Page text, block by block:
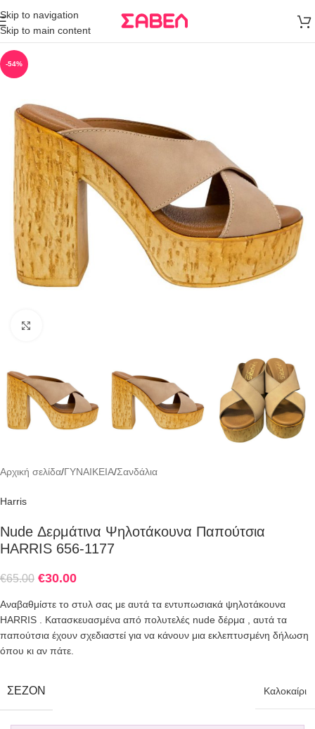
Skip to navigation
Skip to main content
άνω των 80€
Παραγγελία
-54%
Αρχική σελίδα/ΓΥΝΑΙΚΕΙΑ/Σανδάλια
Harris
Nude Δερμάτινα Ψηλοτάκουνα Παπούτσια
HARRIS 656-1177
€65.00 €30.00
Αναβαθμίστε το στυλ σας με αυτά τα εντυπωσιακά ψηλοτάκουνα
HARRIS . Κατασκευασμένα από πολυτελές nude δέρμα , αυτά τα
παπούτσια έχουν σχεδιαστεί για να κάνουν μια εκλεπτυσμένη δήλωση
όπου κι αν πάτε.
ΣΕΖΌΝ Καλοκαίρι